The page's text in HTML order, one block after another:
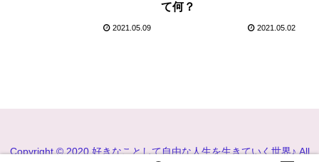
2021.05.09
て何？
2021.05.02
Copyright © 2020 好きなことして自由な人生を生きていく世界♪ All